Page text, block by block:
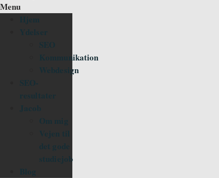
Menu
Hjem
Ydelser
SEO
Kommunikation
Webdesign
SEO-
resultater
Jacob
Om mig
Vejen til
det gode
studiejob
Blog